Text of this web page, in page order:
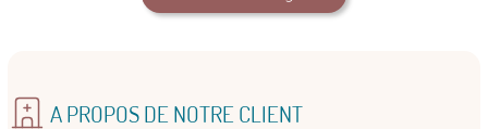
A PROPOS DE NOTRE CLIENT